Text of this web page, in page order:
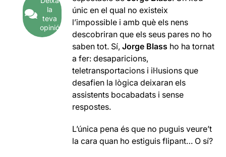
la
teva
opinió
únic en el qual no existeix
l’impossible i amb què els nens
descobriran que els seus pares no ho
saben tot. Sí,Jorge Blass ho ha tornat
a fer: desaparicions,
teletransportacions i il·lusions que
desafien la lògica deixaran els
assistents bocabadats i sense
respostes.
L’única pena és que no puguis veure’t
la cara quan ho estiguis flipant… O sí?